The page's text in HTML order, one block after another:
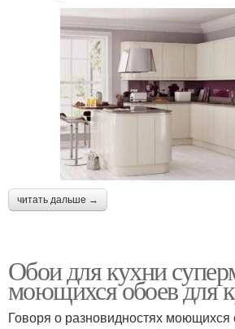
читать дальше →
Обои для кухни
моющихся обоев для
Говоря о разновидностях